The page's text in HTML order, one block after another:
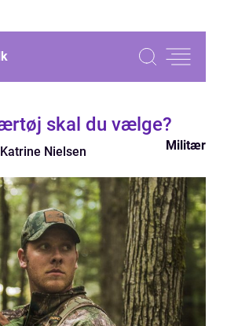
skal du vælge?
Katrine Nielsen Militær